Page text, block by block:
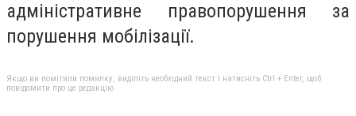
адміністративне правопорушення за
порушення мобілізації.
Якщо ви помітили помилку, виділіть необхідний текст і натисніть Ctrl + Enter, щоб
повідомити про це редакцію